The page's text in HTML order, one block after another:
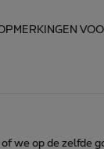
we op de zelfde